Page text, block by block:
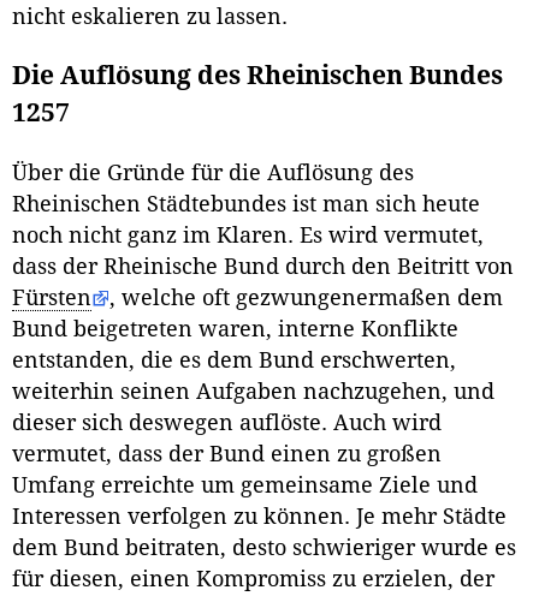
nicht eskalieren zu lassen.
Die Auflösung des Rheinischen Bundes
1257
Über die Gründe für die Auflösung des
Rheinischen Städtebundes ist man sich heute
noch nicht ganz im Klaren. Es wird vermutet,
dass der Rheinische Bund durch den Beitritt von
Fürsten
, welche oft gezwungenermaßen dem
Bund beigetreten waren, interne Konflikte
entstanden, die es dem Bund erschwerten,
weiterhin seinen Aufgaben nachzugehen, und
dieser sich deswegen auflöste. Auch wird
vermutet, dass der Bund einen zu großen
Umfang erreichte um gemeinsame Ziele und
Interessen verfolgen zu können. Je mehr Städte
dem Bund beitraten, desto schwieriger wurde es
für diesen, einen Kompromiss zu erzielen, der